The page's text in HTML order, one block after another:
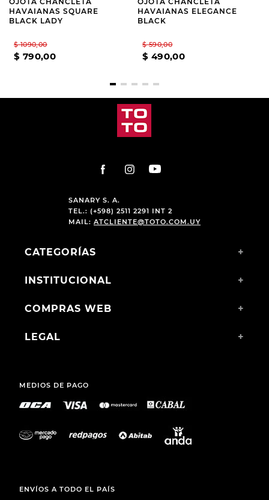
HAVAIANAS SQUARE
BLACK LADY
$ 1090,00
$ 790,00
HAVAIANAS ELEGANCE
BLACK
$ 590,00
$ 490,00
SANARY S. A.
TEL.: (+598) 2511 2291 INT 2
MAIL: ATCLIENTE@TOTO.COM.UY
CATEGORÍAS +
INSTITUCIONAL +
COMPRAS WEB +
LEGAL +
MEDIOS DE PAGO
ENVÍOS A TODO EL PAÍS